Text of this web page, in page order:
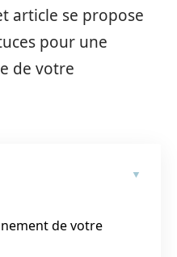
article se propose
pour une
de votre
de votre